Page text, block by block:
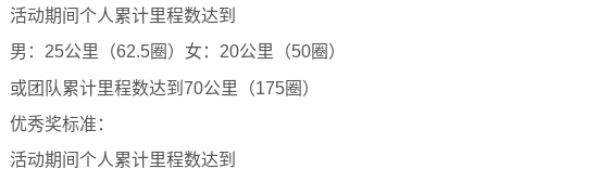
活动期间个人累计里程数达到
男：25公里（62.5圈）女：20公里（50圈）
或团队累计里程数达到70公里（175圈）
优秀奖标准：
活动期间个人累计里程数达到